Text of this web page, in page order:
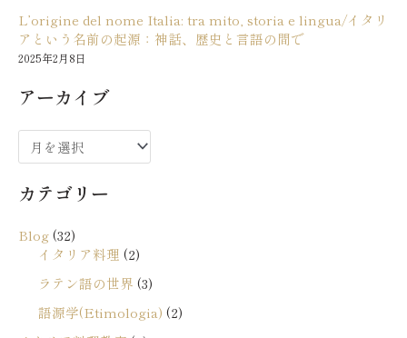
L’origine del nome Italia: tra mito, storia e lingua/イタリ
アという名前の起源：神話、歴史と言語の間で
2025年2月8日
アーカイブ
ー
カ
ブ
カテゴリー
Blog(32)
イタリア料理 (2)
ラテン語の世界 (3)
語源学(Etimologia) (2)